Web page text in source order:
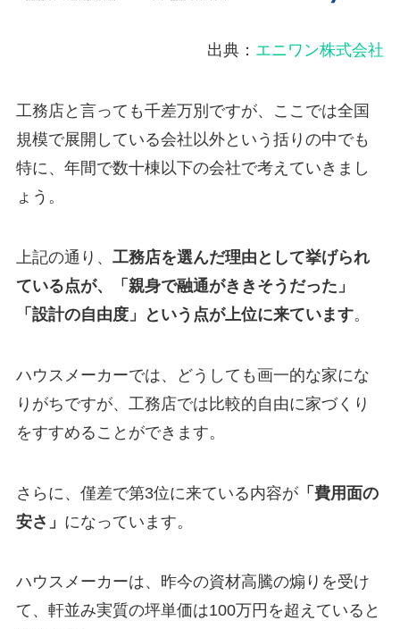
出典： エニワン株式会社
工務店と言っても千差万別ですが、ここでは全国
規模で展開している会社以外という括りの中でも
特に、年間で数十棟以下の会社で考えていきまし
ょう。
上記の通り、 工務店を選んだ理由として挙げられ
ている点が、「親身で融通がききそうだった」
「設計の自由度」という点が上位に来ています。
ハウスメーカーでは、どうしても画一的な家にな
りがちですが、工務店では比較的自由に家づくり
をすすめることができます。
さらに、僅差で第3位に来ている内容が「費用面の
安さ」 になっています。
ハウスメーカーは、昨今の資材高騰の煽りを受け
て、軒並み実質の坪単価は100万円を超えていると